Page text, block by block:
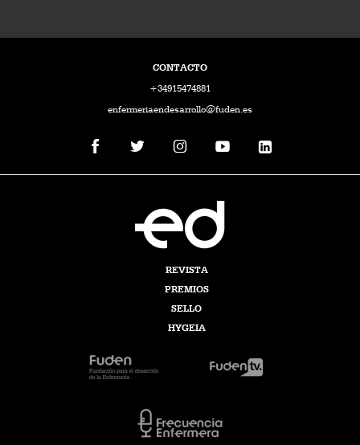
CONTACTO
+34915474881
enfermeriaendesarrollo@fuden.es
REVISTA
PREMIOS
SELLO
HYGEIA